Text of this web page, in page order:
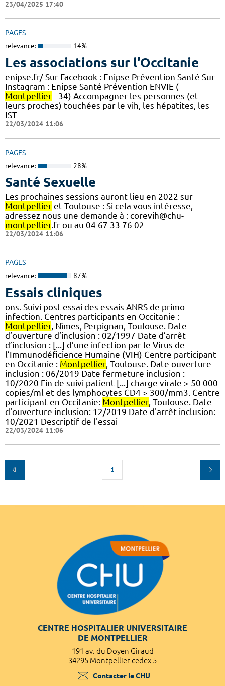
23/04/2025 17:40
PAGES
relevance: 14%
Les associations sur l'Occitanie
enipse.fr/ Sur Facebook : Enipse Prévention Santé Sur
Instagram : Enipse Santé Prévention ENVIE (
Montpellier - 34) Accompagner les personnes (et
leurs proches) touchées par le vih, les hépatites, les
IST
22/03/2024 11:06
PAGES
relevance: 28%
Santé Sexuelle
Les prochaines sessions auront lieu en 2022 sur
Montpellier et Toulouse : Si cela vous intéresse,
adressez nous une demande à : corevih@chu-
montpellier.fr ou au 04 67 33 76 02
22/03/2024 11:06
PAGES
relevance: 87%
Essais cliniques
ons. Suivi post-essai des essais ANRS de primo-
infection. Centres participants en Occitanie :
Montpellier, Nîmes, Perpignan, Toulouse. Date
d’ouverture d’inclusion : 02/1997 Date d’arrêt
d’inclusion : [...] d’une infection par le Virus de
l’Immunodéficience Humaine (VIH) Centre participant
en Occitanie : Montpellier, Toulouse. Date ouverture
inclusion : 06/2019 Date fermeture inclusion :
10/2020 Fin de suivi patient [...] charge virale > 50 000
copies/ml et des lymphocytes CD4 > 300/mm3. Centre
participant en Occitanie: Montpellier, Toulouse. Date
d'ouverture inclusion: 12/2019 Date d'arrêt inclusion:
10/2021 Descriptif de l'essai
22/03/2024 11:06
1
CENTRE HOSPITALIER UNIVERSITAIRE
DE MONTPELLIER
191 av. du Doyen Giraud
34295 Montpellier cedex 5
Contacter le CHU